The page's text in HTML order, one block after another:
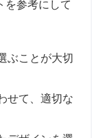
を参考にして
ぶことが大切
せて、適切な